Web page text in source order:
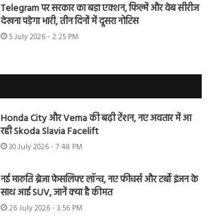
Telegram पर सरकार का बड़ा एक्शन, फिल्में और वेब सीरीज
देखना पड़ेगा भारी, तीन दिनों में दूसरा नोटिस
5 July 2026 - 2:25 PM
Honda City और Verna की बढ़ी टेंशन, नए अवतार में आ
रही Skoda Slavia Facelift
30 July 2026 - 7:48 PM
नई मारुति ब्रेजा फेसलिफ्ट लॉन्च, नए फीचर्स और टर्बो इंजन के
साथ आई SUV, जानें क्या है कीमत
26 July 2026 - 3:56 PM